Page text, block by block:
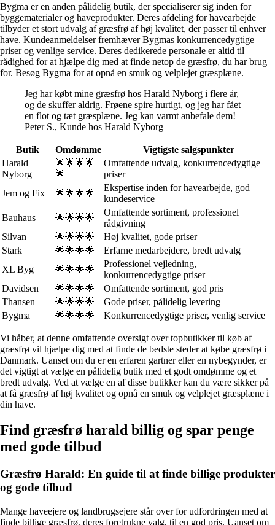
Bygma er en anden pålidelig butik, der specialiserer sig inden for
byggematerialer og haveprodukter. Deres afdeling for havearbejde
tilbyder et stort udvalg af græsfrø af høj kvalitet, der passer til enhver
have. Kundeanmeldelser fremhæver Bygmas konkurrencedygtige
priser og venlige service. Deres dedikerede personale er altid til
rådighed for at hjælpe dig med at finde netop de græsfrø, du har brug
for. Besøg Bygma for at opnå en smuk og velplejet græsplæne.
Jeg har købt mine græsfrø hos Harald Nyborg i flere år,
og de skuffer aldrig. Frøene spire hurtigt, og jeg har fået
en flot og tæt græsplæne. Jeg kan varmt anbefale dem! –
Peter S., Kunde hos Harald Nyborg
Butik Omdømme
Vigtigste salgspunkter
Harald
Nyborg
🌟🌟🌟🌟
🌟
Omfattende udvalg, konkurrencedygtige
priser
Jem og Fix
🌟🌟🌟🌟
Ekspertise inden for havearbejde, god
kundeservice
Bauhaus
🌟🌟🌟🌟
Omfattende sortiment, professionel
rådgivning
Silvan
🌟🌟🌟🌟
Høj kvalitet, gode priser
Stark
🌟🌟🌟🌟
Erfarne medarbejdere, bredt udvalg
XL Byg
🌟🌟🌟🌟
Professionel vejledning,
konkurrencedygtige priser
Davidsen
🌟🌟🌟🌟
Omfattende sortiment, god pris
Thansen
🌟🌟🌟🌟
Gode priser, pålidelig levering
Bygma
🌟🌟🌟🌟 Konkurrencedygtige priser, venlig service
Vi håber, at denne omfattende oversigt over topbutikker til køb af
græsfrø vil hjælpe dig med at finde de bedste steder at købe græsfrø i
Danmark. Uanset om du er en erfaren gartner eller en nybegynder, er
det vigtigt at vælge en pålidelig butik med et godt omdømme og et
bredt udvalg. Ved at vælge en af disse butikker kan du være sikker på
at få græsfrø af høj kvalitet og opnå en smuk og velplejet græsplæne i
din have.
Find græsfrø harald billig og spar penge
med gode tilbud
Græsfrø Harald: En guide til at finde billige produkter
og gode tilbud
Mange haveejere og landbrugsejere står over for udfordringen med at
finde billige græsfrø, deres foretrukne valg, til en god pris. Uanset om